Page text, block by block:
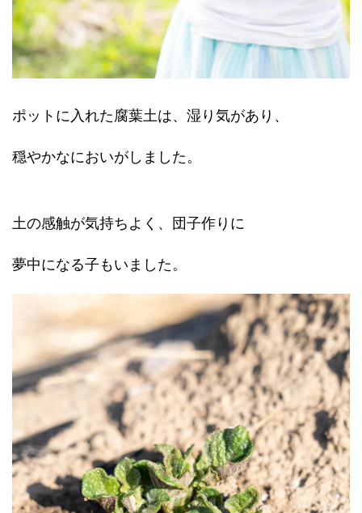
ポットに入れた腐葉土は、湿り気があり、
穏やかなにおいがしました。
土の感触が気持ちよく、団子作りに
夢中になる子もいました。